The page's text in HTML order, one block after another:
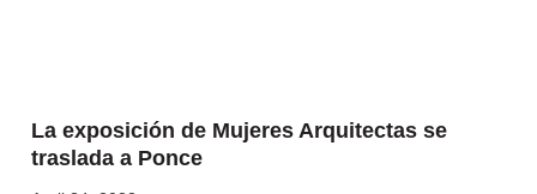
La exposición de Mujeres Arquitectas se
traslada a Ponce